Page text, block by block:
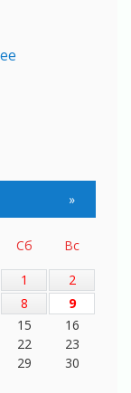
»
Сб
Вс
1
2
8
9
15
16
22
23
29
30